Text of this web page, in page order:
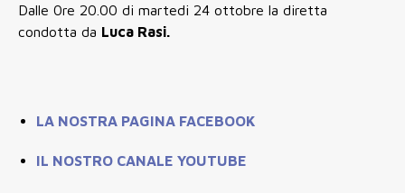
Dalle 0re 20.00 di martedi 24 ottobre la diretta
condotta da Luca Rasi.
LA NOSTRA PAGINA FACEBOOK
IL NOSTRO CANALE YOUTUBE